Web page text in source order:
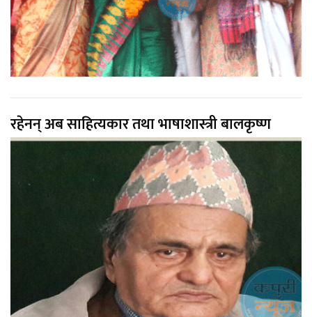
रहेनन् अब साहित्यकार तथा भाषाशास्त्री बालकृष्ण